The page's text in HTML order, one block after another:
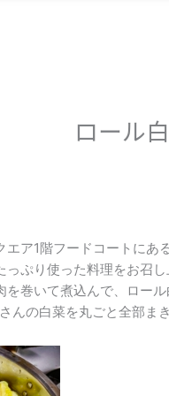
ロール
ア1階フードコートに
ぷり使った料理をお召し
巻いて煮込んで、ロール
さんの白菜を丸ごと全部ま